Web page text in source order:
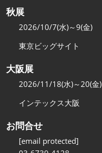
秋展
2026/10/7(水)～9(金)
東京ビッグサイト
大阪展
2026/11/18(水)～20(金)
インテックス大阪
お問合せ
[email protected]